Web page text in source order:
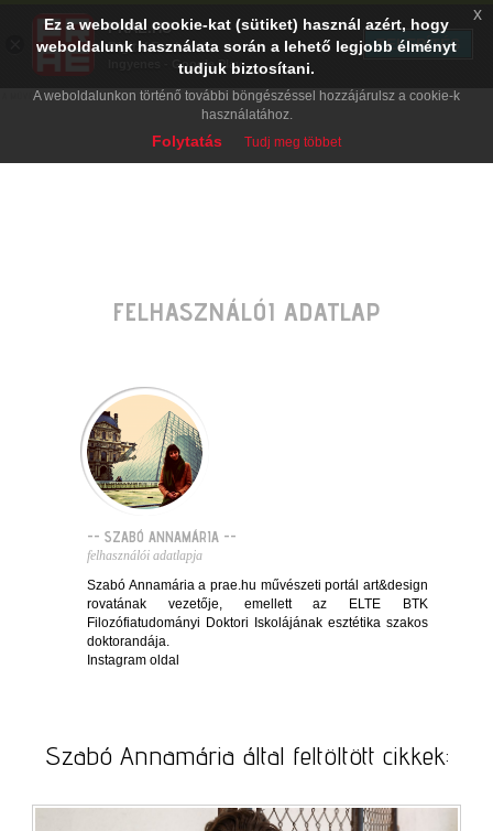
FELHASZNÁLÓI ADATLAP
-- SZABÓ ANNAMÁRIA --
felhasználói adatlapja
Szabó Annamária a prae.hu művészeti portál art&design
rovatának vezetője, emellett az ELTE BTK
Filozófiatudományi Doktori Iskolájának esztétika szakos
doktorandája.
Instagram oldal
Szabó Annamária által feltöltött cikkek:
Ez a weboldal cookie-kat (sütiket) használ azért, hogy
weboldalunk használata során a lehető legjobb élményt
tudjuk biztosítani.
A weboldalunkon történő további böngészéssel hozzájárulsz a cookie-k
használatához.
Folytatás Tudj meg többet
x
PRAE.HU
Digital Evolution
Ingyenes - Google Play
TELEPÍTÉS